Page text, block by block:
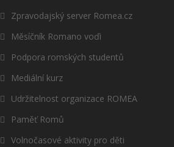
Zpravodajský server Romea.cz
Měsíčník Romano voďi
Podpora romských studentů
Mediální kurz
Udržitelnost organizace ROMEA
Paměť Romů
Volnočasové aktivity pro děti